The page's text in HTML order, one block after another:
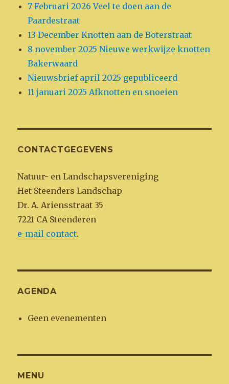
7 Februari 2026 Veel te doen aan de
Paardestraat
13 December Knotten aan de Boterstraat
8 november 2025 Nieuwe werkwijze knotten
Bakerwaard
Nieuwsbrief april 2025 gepubliceerd
11 januari 2025 Afknotten en snoeien
CONTACTGEGEVENS
Natuur- en Landschapsvereniging
Het Steenders Landschap
Dr. A. Ariensstraat 35
7221 CA Steenderen
e-mail contact.
AGENDA
Geen evenementen
MENU